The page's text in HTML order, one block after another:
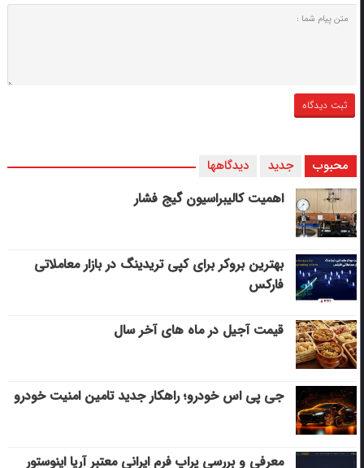
محبوب جدید دیدگاهها
اهمیت کالیبراسیون گیج فشار
بهترین بروکر برای کپی‌ تریدینگ در بازار معاملاتی
فارکس
قیمت آجیل در ماه های آخر سال
جی پی اس خودرو؛ راهکار جدید تامین امنیت خودرو
معرفی و بررسی پراپ فرم ایرانی معتبر آریا اینوستور